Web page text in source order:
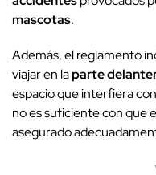
mascotas.
Además, el reglamento
viajar en laparte
espacio que interfiera
no es suficiente con que
asegurado